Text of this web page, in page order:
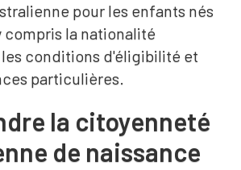
pour les enfants nés
compris la nationalité
conditions d'éligibilité et
particulières.
la citoyenneté
de naissance